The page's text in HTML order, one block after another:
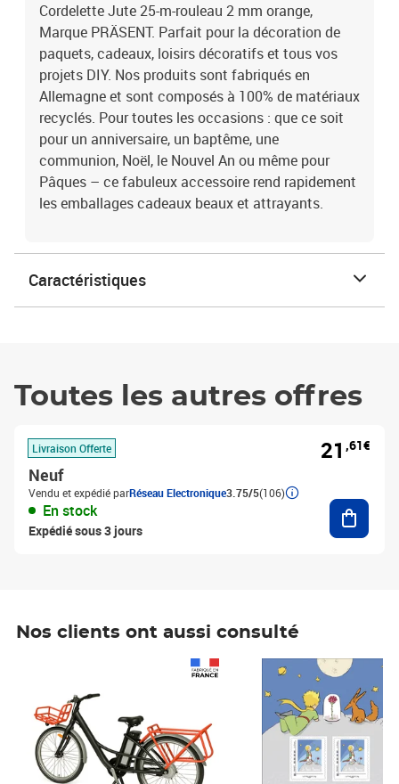
Cordelette Jute 25-m-rouleau 2 mm orange,
Marque PRÄSENT. Parfait pour la décoration de
paquets, cadeaux, loisirs décoratifs et tous vos
projets DIY. Nos produits sont fabriqués en
Allemagne et sont composés à 100% de matériaux
recyclés. Pour toutes les occasions : que ce soit
pour un anniversaire, un baptême, une
communion, Noël, le Nouvel An ou même pour
Pâques – ce fabuleux accessoire rend rapidement
les emballages cadeaux beaux et attrayants.
Caractéristiques
Toutes les autres offres
Livraison Offerte
Neuf
Vendu et expédié parRéseau Electronique3.75/5(106)
En stock
Expédié sous 3 jours
21 ,61€
Nos clients ont aussi consulté
Prix 7,50€